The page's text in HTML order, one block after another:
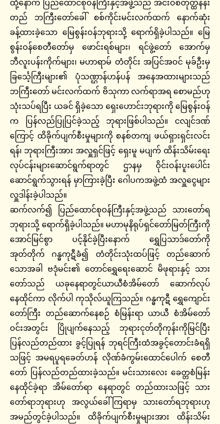
ထို့နောက် ပြည်ထောင်စုဝန်ကြီးနှင့်အဖွဲ့သည် အင်းဝစတုတ္ထနန်း
တည် ဘကြီးတော်ခေါ် စစ်ကိုင်းမင်းလက်ထက် နောက်ဆုံး
ခန့်ထားခဲ့သော မြေစွန်းဝန်ဘုရားသို့ ရောက်ရှိခဲ့ပါသည်။ မြေ
စွန်းဝန်စေတီတော်မှ ဖောင်းရစ်များ၊ ရင်ဖွဲ့တော် အောက်မှ
ဘီလူးပန်းကိုက်များ၊ မဟာရာမ် တံတိုင်း အပြင်အဝင် မုခ်ဦးမှ
ခြ‌င်္သေ့ကြီးများ၏ ပုံသဏ္ဌာန်ဟန်ပန် အနေအထားများသည်
ဘကြီးတော် မင်းလက်ထက် ဗိသုကာ လက်ရာအရ စောမည်ဟု
သုံးသပ်ရပြီး ယခင် ရှိခဲ့သော ရှေးဟောင်းဘုရားကို မြေစွန်းဝန်
က ပြန်လည်ပြုပြင်ခဲ့သည့် ဘုရားဖြစ်ပါသည်။ ငလျင်ဒဏ်
ကြောင့် ထိခိုက်ပျက်စီးမှုများကို စနစ်တကျ ဖယ်ရှားရှင်းလင်း
ရန်၊ ဘုရားကြီးအား အလှူရှင်ဖြင့် ရှေးမူ မပျက် ထိန်းသိမ်းရေး
လုပ်ငန်းများဆောင်ရွက်ရာတွင် ဌာနမှ ဝိုင်းဝန်းပူးပေါင်း
ဆောင်ရွက်သွားရန် မှာကြားခဲ့ပြီး ဂေါပကအဖွဲ့ထံ အလှူငွေများ
လှူဒါန်းခဲ့ပါသည်။
ဆက်လက်၍ ပြည်ထောင်စုဝန်ကြီးနှင့်အဖွဲ့သည် သားတော်ရ
ဘုရားသို့ ရောက်ရှိခဲ့ပါသည်။ မဟာမုနိရုပ်ရှင်တော်မြတ်ကြီးကို
အောင်မြင်စွာ ပင့်နိုင်ခဲ့ပြီးနောက် ရွှေပြသာဒ်တော်ကို
အုတ်တိုက် ဂန္ဓကုဋီခံ၍ တံတိုင်းသုံးထပ်ဖြင့် တည်ဆောက်
သောအခါ ဗဒုံမင်း၏ တောင်ရွှေရေးဆောင် မိဖုရားနှင့် သား
တော်သည် ယခုနေရာတွင်ယာယီစံအိမ်တော် ဆောက်လုပ်
နေထိုင်ကာ လိုက်ပါ ကုသိုလ်ယူကြသည်။ ဂန္ဓကုဋီ ရွှေကျောင်း
တော်ကြီး တည်ဆောက်နေစဉ် စံမြန်းရာ ယာယီ စံအိမ်တော်
ဝင်းအတွင်း ပြိုပျက်နေသည့် ဘုရားငုတ်တိုကုန်းကိုမြင်ပြီး
ပြန်လည်တည်ထား ခွင့်ပြုရန် ဘုရင်ကြီးထံအခွင့်တောင်းခံရရှိ
သဖြင့် အမရပူရခေတ်ဟန် လိုဏ်ခံကွမ်းထောင်ပေါက် စေတီ
တော် ပြန်လည်တည်ထားခဲ့သည်။ မင်းသားလေး ခေတ္တစံမြန်း
နေထိုင်ခဲ့ရာ အိမ်တော်ရာ နေရာတွင် တည်ထားသဖြင့် သား
တော်ရာဘုရားဟု အလွယ်ခေါ်ကြရာမှ သားတော်ရဘုရားဟု
အမည်တွင်ခဲ့ပါသည်။ ထိခိုက်ပျက်စီးမှုများအား ထိန်းသိမ်း